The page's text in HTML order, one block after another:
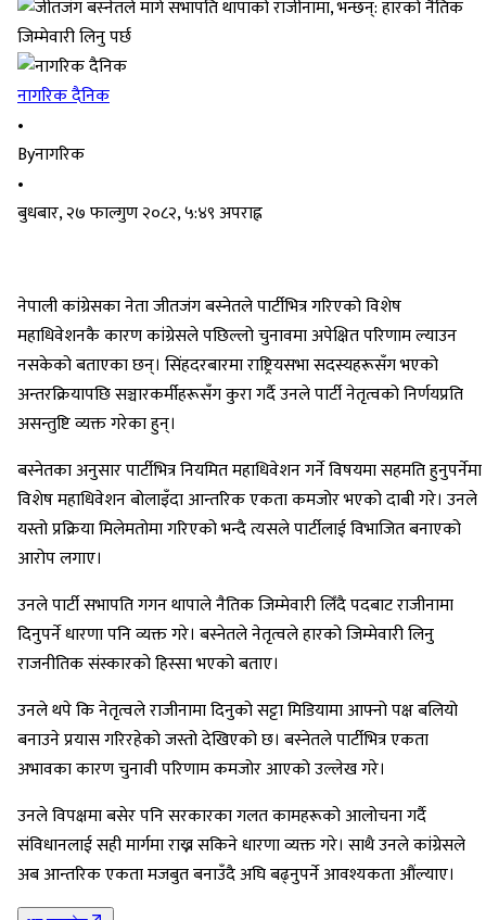
नागरिक दैनिक
•
Byनागरिक
•
बुधबार, २७ फाल्गुण २०८२, ५:४९ अपराह्न
नेपाली कांग्रेसका नेता जीतजंग बस्नेतले पार्टीभित्र गरिएको विशेष
महाधिवेशनकै कारण कांग्रेसले पछिल्लो चुनावमा अपेक्षित परिणाम ल्याउन
नसकेको बताएका छन्। सिंहदरबारमा राष्ट्रियसभा सदस्यहरूसँग भएको
अन्तरक्रियापछि सञ्चारकर्मीहरूसँग कुरा गर्दै उनले पार्टी नेतृत्वको निर्णयप्रति
असन्तुष्टि व्यक्त गरेका हुन्।
बस्नेतका अनुसार पार्टीभित्र नियमित महाधिवेशन गर्ने विषयमा सहमति हुनुपर्नेमा
विशेष महाधिवेशन बोलाइँदा आन्तरिक एकता कमजोर भएको दाबी गरे। उनले
यस्तो प्रक्रिया मिलेमतोमा गरिएको भन्दै त्यसले पार्टीलाई विभाजित बनाएको
आरोप लगाए।
उनले पार्टी सभापति गगन थापाले नैतिक जिम्मेवारी लिँदै पदबाट राजीनामा
दिनुपर्ने धारणा पनि व्यक्त गरे। बस्नेतले नेतृत्वले हारको जिम्मेवारी लिनु
राजनीतिक संस्कारको हिस्सा भएको बताए।
उनले थपे कि नेतृत्वले राजीनामा दिनुको सट्टा मिडियामा आफ्नो पक्ष बलियो
बनाउने प्रयास गरिरहेको जस्तो देखिएको छ। बस्नेतले पार्टीभित्र एकता
अभावका कारण चुनावी परिणाम कमजोर आएको उल्लेख गरे।
उनले विपक्षमा बसेर पनि सरकारका गलत कामहरूको आलोचना गर्दै
संविधानलाई सही मार्गमा राख्न सकिने धारणा व्यक्त गरे। साथै उनले कांग्रेसले
अब आन्तरिक एकता मजबुत बनाउँदै अघि बढ्नुपर्ने आवश्यकता औंल्याए।